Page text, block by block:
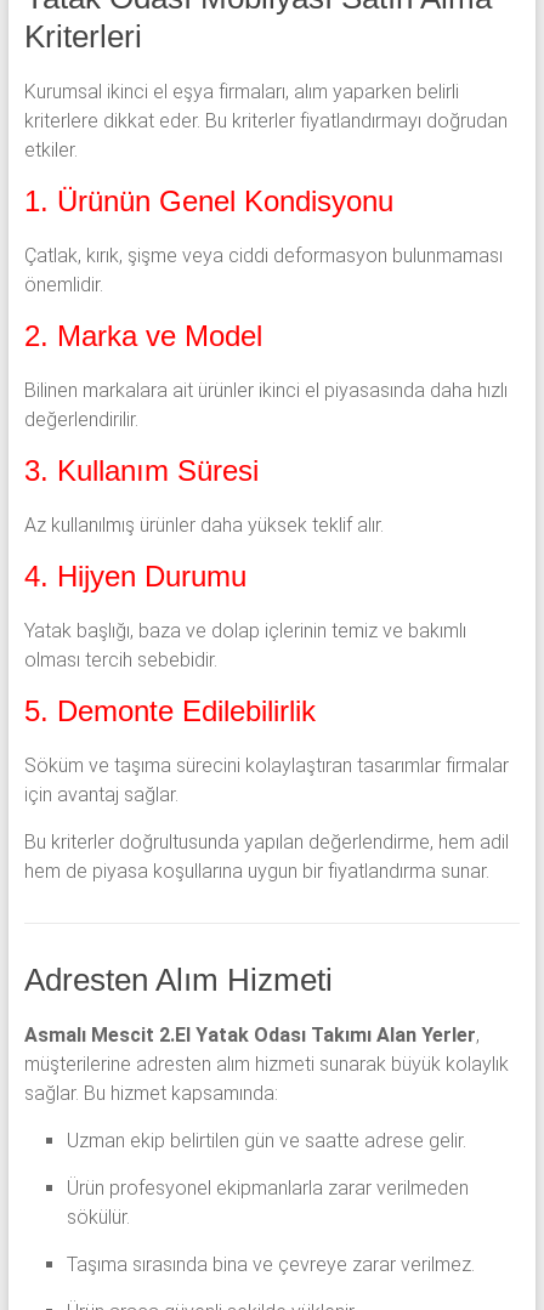
Kriterleri
Kurumsal ikinci el eşya firmaları, alım yaparken belirli
kriterlere dikkat eder. Bu kriterler fiyatlandırmayı doğrudan
etkiler.
1. Ürünün Genel Kondisyonu
Çatlak, kırık, şişme veya ciddi deformasyon bulunmaması
önemlidir.
2. Marka ve Model
Bilinen markalara ait ürünler ikinci el piyasasında daha hızlı
değerlendirilir.
3. Kullanım Süresi
Az kullanılmış ürünler daha yüksek teklif alır.
4. Hijyen Durumu
Yatak başlığı, baza ve dolap içlerinin temiz ve bakımlı
olması tercih sebebidir.
5. Demonte Edilebilirlik
Söküm ve taşıma sürecini kolaylaştıran tasarımlar firmalar
için avantaj sağlar.
Bu kriterler doğrultusunda yapılan değerlendirme, hem adil
hem de piyasa koşullarına uygun bir fiyatlandırma sunar.
Adresten Alım Hizmeti
Asmalı Mescit 2.El Yatak Odası Takımı Alan Yerler,
müşterilerine adresten alım hizmeti sunarak büyük kolaylık
sağlar. Bu hizmet kapsamında:
Uzman ekip belirtilen gün ve saatte adrese gelir.
Ürün profesyonel ekipmanlarla zarar verilmeden
sökülür.
Taşıma sırasında bina ve çevreye zarar verilmez.